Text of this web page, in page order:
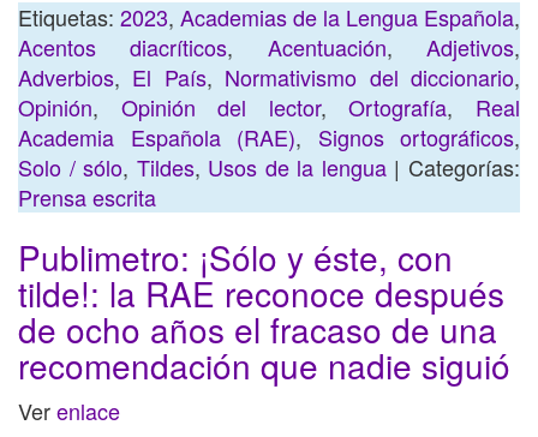
Etiquetas: 2023, Academias de la Lengua Española,
Acentos diacríticos, Acentuación,Adjetivos,
Adverbios, El País, Normativismo del diccionario,
Opinión, Opinión del lector,Ortografía, Real
Academia Española (RAE), Signos ortográficos,
Solo / sólo, Tildes, Usos de la lengua| Categorías:
Prensa escrita
Publimetro: ¡Sólo y éste, con
tilde!: la RAE reconoce después
de ocho años el fracaso de una
recomendación que nadie siguió
Verenlace